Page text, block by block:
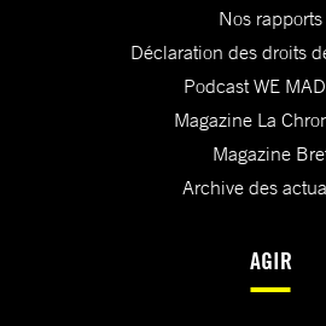
Nos rapports
Déclaration des droits
Podcast WE
Magazine La
Magazine
Archive des
AGIR